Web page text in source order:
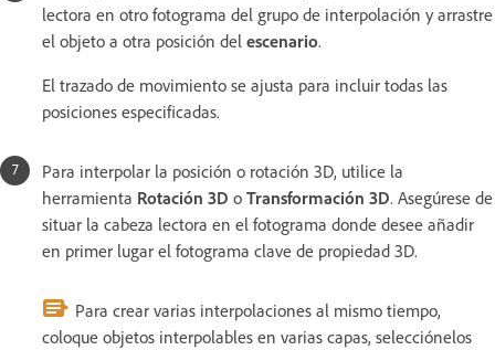
lectora en otro fotograma del grupo de interpolación y arrastre
el objeto a otra posición del escenario.
El trazado de movimiento se ajusta para incluir todas las
posiciones especificadas.
Para interpolar la posición o rotación 3D, utilice la
herramienta Rotación 3D o Transformación 3D. Asegúrese de
situar la cabeza lectora en el fotograma donde desee añadir
en primer lugar el fotograma clave de propiedad 3D.
Para crear varias interpolaciones al mismo tiempo,
coloque objetos interpolables en varias capas, selecciónelos